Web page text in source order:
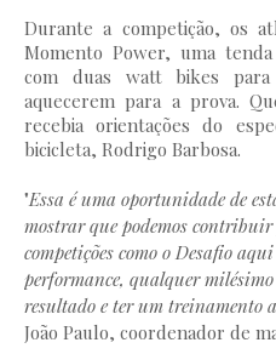
Durante a competição, os
Momento Power, uma
com duas watt bikes
aquecerem para a prova.
recebia orientações do
bicicleta, Rodrigo Barbosa.
"Essa é uma oportunidade de
mostrar que podemos contribuir
competições como o Desafio
performance, qualquer
resultado e ter um treinamento
João Paulo, coordenador de